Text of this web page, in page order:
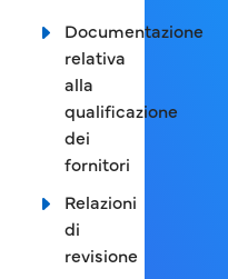
Documentazione
relativa
alla
qualificazione
dei
fornitori
Relazioni
di
revisione